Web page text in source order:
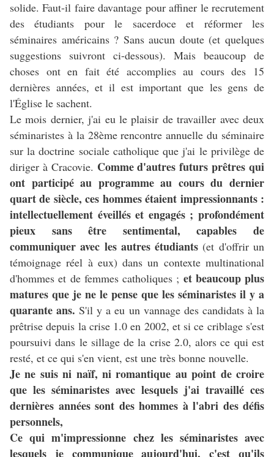
solide. Faut-il faire davantage pour affiner le recrutement
des étudiants pour le sacerdoce et réformer les
séminaires américains ? Sans aucun doute (et quelques
suggestions suivront ci-dessous). Mais beaucoup de
choses ont en fait été accomplies au cours des 15
dernières années, et il est important que les gens de
l'Église le sachent.
Le mois dernier, j'ai eu le plaisir de travailler avec deux
séminaristes à la 28ème rencontre annuelle du séminaire
sur la doctrine sociale catholique que j'ai le privilège de
diriger à Cracovie. Comme d'autres futurs prêtres qui
ont participé au programme au cours du dernier
quart de siècle, ces hommes étaient impressionnants :
intellectuellement éveillés et engagés ; profondément
pieux sans être sentimental, capables de
communiquer avec les autres étudiants (et d'offrir un
témoignage réel à eux) dans un contexte multinational
d'hommes et de femmes catholiques ; et beaucoup plus
matures que je ne le pense que les séminaristes il y a
quarante ans. S'il y a eu un vannage des candidats à la
prêtrise depuis la crise 1.0 en 2002, et si ce criblage s'est
poursuivi dans le sillage de la crise 2.0, alors ce qui est
resté, et ce qui s'en vient, est une très bonne nouvelle.
Je ne suis ni naïf, ni romantique au point de croire
que les séminaristes avec lesquels j'ai travaillé ces
dernières années sont des hommes à l'abri des défis
personnels,
Ce qui m'impressionne chez les séminaristes avec
lesquels je communique aujourd'hui, c'est qu'ils